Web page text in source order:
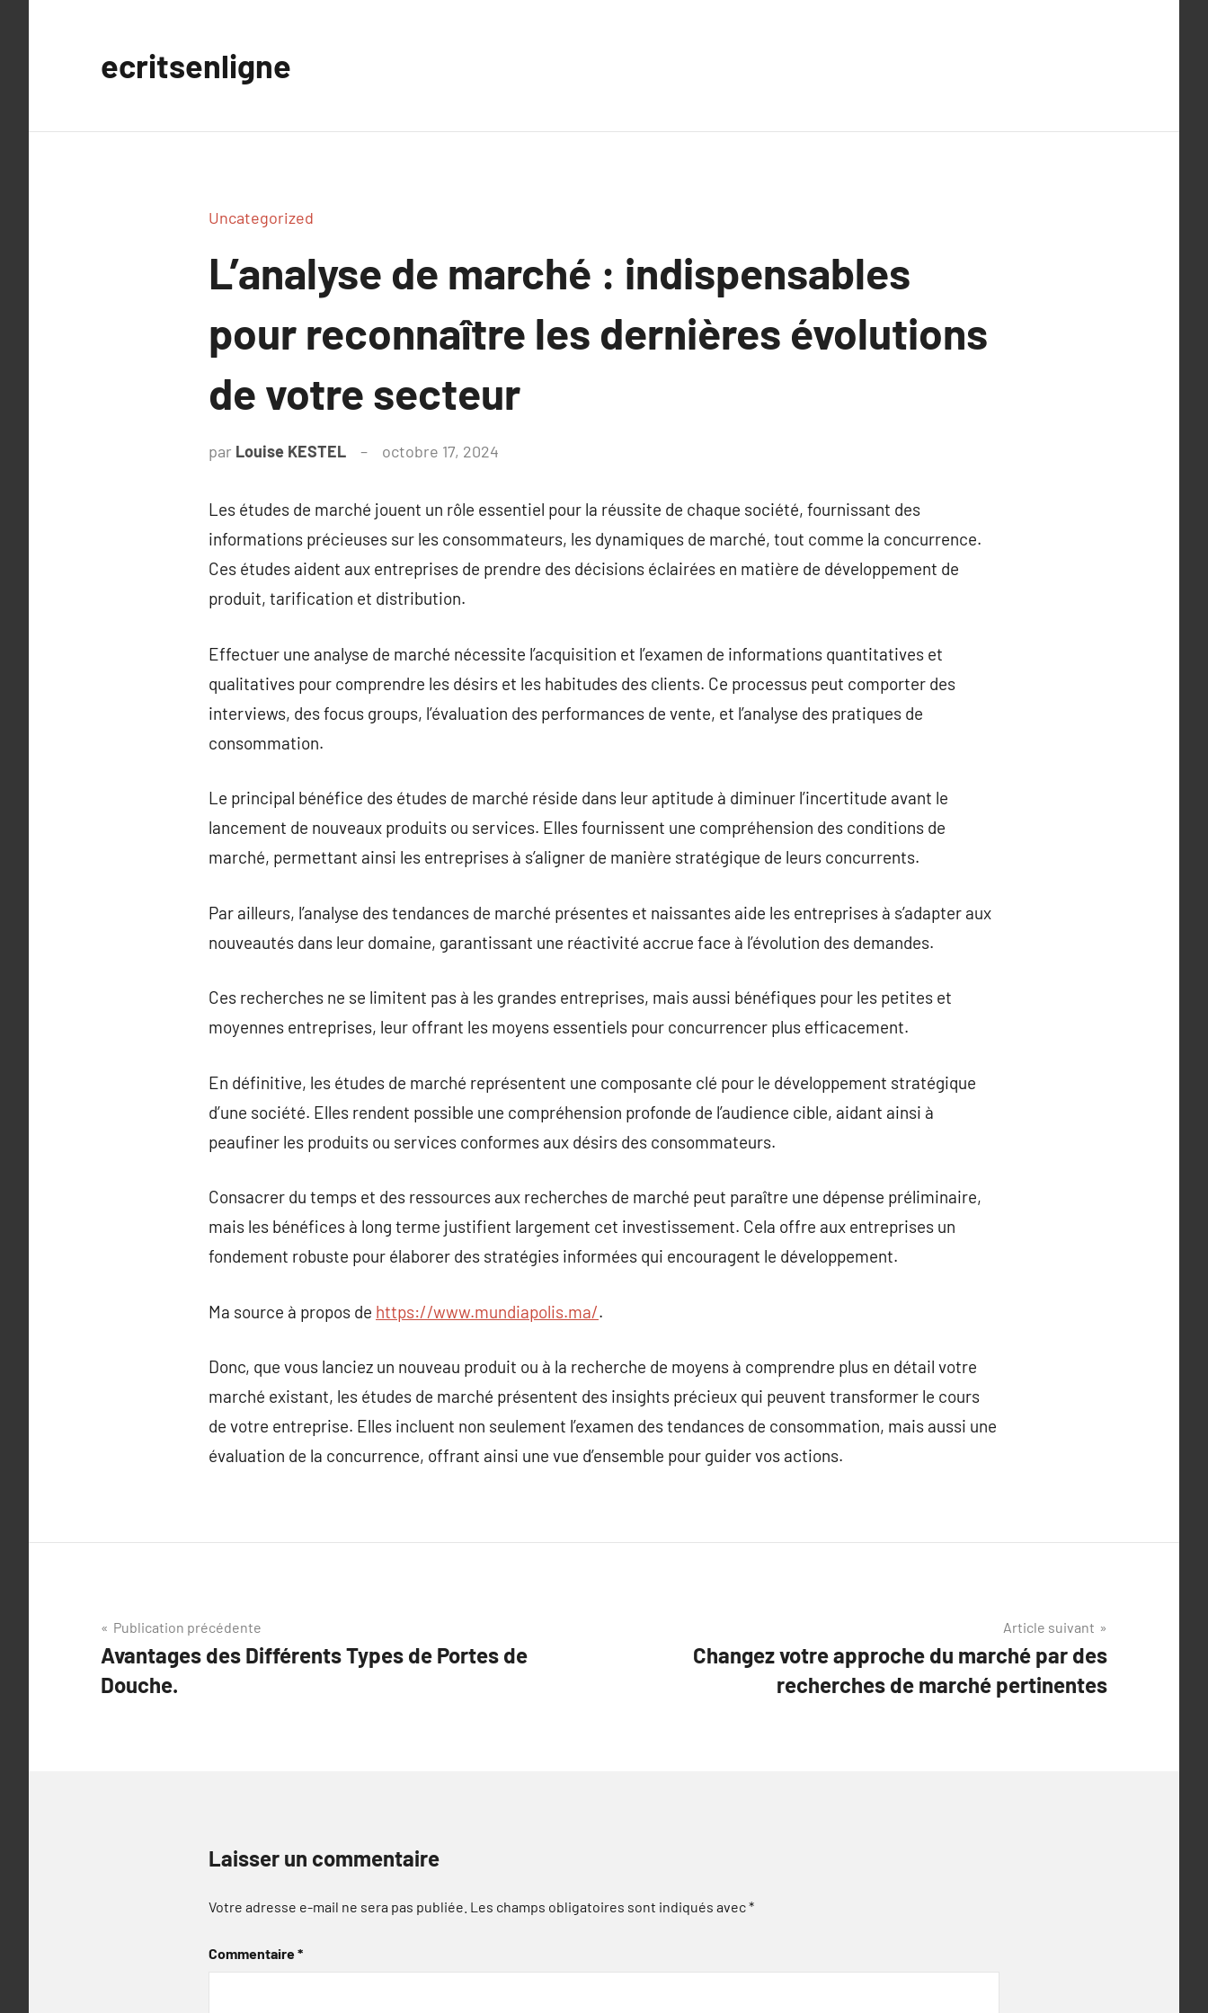
ecritsenligne
Uncategorized
L’analyse de marché : indispensables
pour reconnaître les dernières évolutions
de votre secteur
par Louise KESTEL octobre 17, 2024
Les études de marché jouent un rôle essentiel pour la réussite de chaque société, fournissant des
informations précieuses sur les consommateurs, les dynamiques de marché, tout comme la concurrence.
Ces études aident aux entreprises de prendre des décisions éclairées en matière de développement de
produit, tarification et distribution.
Effectuer une analyse de marché nécessite l’acquisition et l’examen de informations quantitatives et
qualitatives pour comprendre les désirs et les habitudes des clients. Ce processus peut comporter des
interviews, des focus groups, l’évaluation des performances de vente, et l’analyse des pratiques de
consommation.
Le principal bénéfice des études de marché réside dans leur aptitude à diminuer l’incertitude avant le
lancement de nouveaux produits ou services. Elles fournissent une compréhension des conditions de
marché, permettant ainsi les entreprises à s’aligner de manière stratégique de leurs concurrents.
Par ailleurs, l’analyse des tendances de marché présentes et naissantes aide les entreprises à s’adapter aux
nouveautés dans leur domaine, garantissant une réactivité accrue face à l’évolution des demandes.
Ces recherches ne se limitent pas à les grandes entreprises, mais aussi bénéfiques pour les petites et
moyennes entreprises, leur offrant les moyens essentiels pour concurrencer plus efficacement.
En définitive, les études de marché représentent une composante clé pour le développement stratégique
d’une société. Elles rendent possible une compréhension profonde de l’audience cible, aidant ainsi à
peaufiner les produits ou services conformes aux désirs des consommateurs.
Consacrer du temps et des ressources aux recherches de marché peut paraître une dépense préliminaire,
mais les bénéfices à long terme justifient largement cet investissement. Cela offre aux entreprises un
fondement robuste pour élaborer des stratégies informées qui encouragent le développement.
Ma source à propos de https://www.mundiapolis.ma/.
Donc, que vous lanciez un nouveau produit ou à la recherche de moyens à comprendre plus en détail votre
marché existant, les études de marché présentent des insights précieux qui peuvent transformer le cours
de votre entreprise. Elles incluent non seulement l’examen des tendances de consommation, mais aussi une
évaluation de la concurrence, offrant ainsi une vue d’ensemble pour guider vos actions.
Navigation
de
l’article
Publication précédente
Avantages des Différents Types de Portes de
Douche.
Article suivant
Changez votre approche du marché par des
recherches de marché pertinentes
Laisser un commentaire
Votre adresse e-mail ne sera pas publiée. Les champs obligatoires sont indiqués avec*
Commentaire*